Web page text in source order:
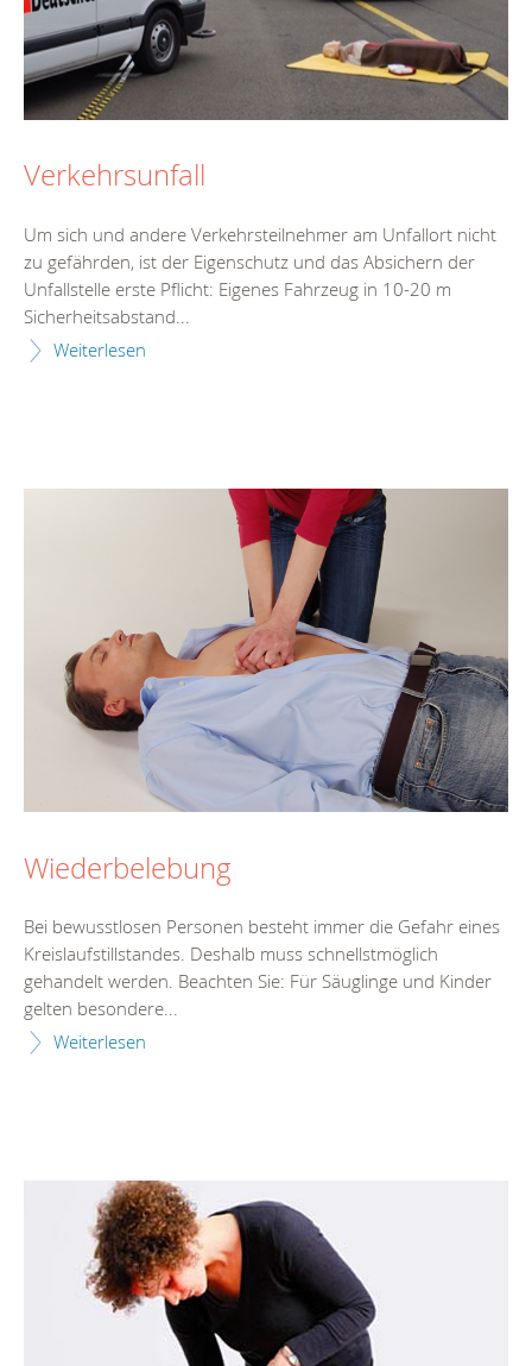
Verkehrsunfall
Um sich und andere Verkehrsteilnehmer am Unfallort nicht
zu gefährden, ist der Eigenschutz und das Absichern der
Unfallstelle erste Pflicht: Eigenes Fahrzeug in 10-20 m
Sicherheitsabstand...
Weiterlesen
Wiederbelebung
Bei bewusstlosen Personen besteht immer die Gefahr eines
Kreislaufstillstandes. Deshalb muss schnellstmöglich
gehandelt werden. Beachten Sie: Für Säuglinge und Kinder
gelten besondere...
Weiterlesen